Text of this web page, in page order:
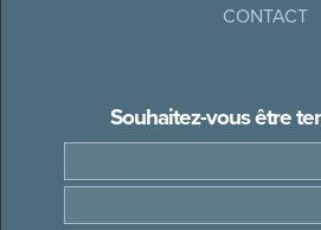
CONTACT
Souhaitez-vous être